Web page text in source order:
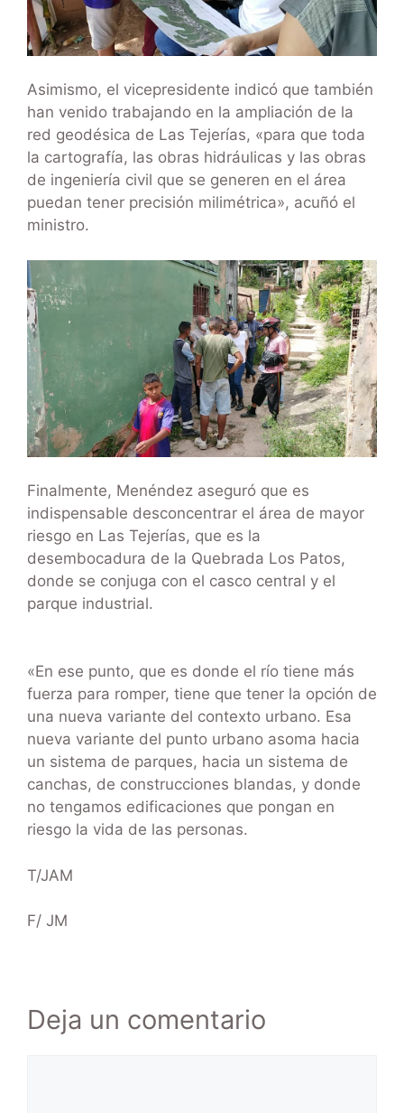
Asimismo, el vicepresidente indicó que también
han venido trabajando en la ampliación de la
red geodésica de Las Tejerías, «para que toda
la cartografía, las obras hidráulicas y las obras
de ingeniería civil que se generen en el área
puedan tener precisión milimétrica», acuñó el
ministro.
Finalmente, Menéndez aseguró que es
indispensable desconcentrar el área de mayor
riesgo en Las Tejerías, que es la
desembocadura de la Quebrada Los Patos,
donde se conjuga con el casco central y el
parque industrial.
«En ese punto, que es donde el río tiene más
fuerza para romper, tiene que tener la opción de
una nueva variante del contexto urbano. Esa
nueva variante del punto urbano asoma hacia
un sistema de parques, hacia un sistema de
canchas, de construcciones blandas, y donde
no tengamos edificaciones que pongan en
riesgo la vida de las personas.
T/JAM
F/ JM
Deja un comentario